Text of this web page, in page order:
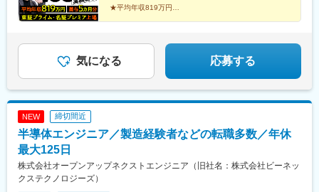
矢野口駅、砂川七番駅、豊田駅、秋川駅、淵野辺駅、京急川崎
駅、津田山駅、三ツ沢上町駅、センター南駅、中田駅(神奈川県)、
駅、本厚木駅、鴨宮駅、とうきょうスカイツリー駅、蒲田駅、新
中野駅、御殿場駅、沼津駅、入山瀬駅、静岡駅、高塚駅、船町
駅、愛環梅坪駅、大門駅(愛知県)、東刈谷駅、はなみずき通駅、徳
駅、赤堀駅、広貫堂前駅、金沢駅、足羽山公園口駅、高宮駅(滋賀
県)、守山駅、瀬田駅(滋賀県)、伏見駅(京都府)、二条城前駅、福知
山駅、高槻市駅、門真南駅、中百舌鳥駅、久米田駅、大阪上本町
駅、阿波座駅、少路駅、茨木駅、西中島南方駅、二階堂駅、尼ケ
辻駅、中山寺駅、西宮北口駅、岡場駅、大久保駅(兵庫県)、加古川
駅、手柄駅、鳥取駅、東山公園駅(鳥取県)、出雲市駅、東岡山駅、
備前西市駅、西富井駅、新倉敷駅、東福山駅、西条駅(広島県)、広
★平均年収819万円
気になる 応募する
NEW 締切間近
半導体エンジニア／製造経験者などの転職多数／年休
最大125日
株式会社オープンアップネクストエンジニア（旧社名：株式会社ビーネッ
クステクノロジーズ）